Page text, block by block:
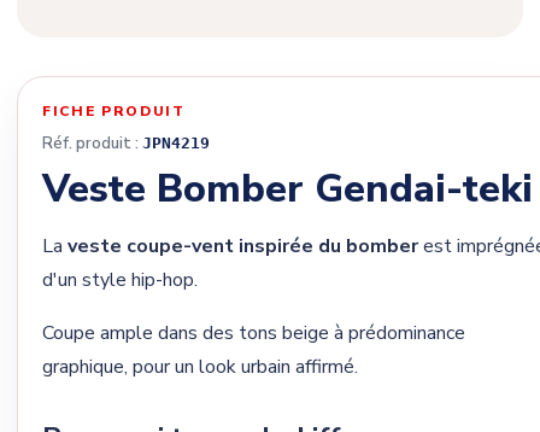
FICHE PRODUIT
Réf. produit : JPN4219
Veste Bomber Gendai-teki
La veste coupe-vent inspirée du bomberest
d'un style hip-hop.
Coupe ample dans des tons beige à prédominance
graphique, pour un look urbain affirmé.